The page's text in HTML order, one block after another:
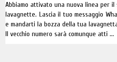
Abbiamo attivato una nuova linea per
lavagnette. Lascia il tuo messaggio
e mandarti la bozza della tua
Il vecchio numero sarà comunque atti ...